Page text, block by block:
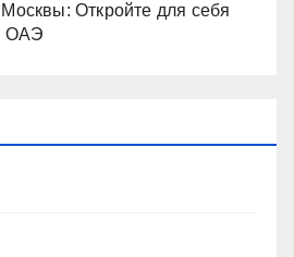
Откройте для себя
ОАЭ